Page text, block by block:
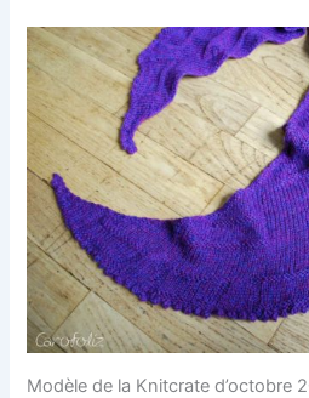
Modèle de la Knitcrate d’octobre